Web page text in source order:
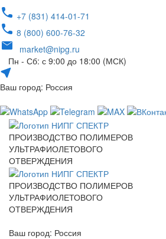
+7 (831) 414-01-71
8 (800) 600-76-32
market@nipg.ru
Пн - Сб: с 9:00 до 18:00 (МСК)
Ваш город: Россия
ПРОИЗВОДСТВО ПОЛИМЕРОВ
УЛЬТРАФИОЛЕТОВОГО
ОТВЕРЖДЕНИЯ
ПРОИЗВОДСТВО ПОЛИМЕРОВ
УЛЬТРАФИОЛЕТОВОГО
ОТВЕРЖДЕНИЯ
Ваш город: Россия